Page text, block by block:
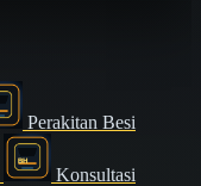
Perakitan Besi
Konsultasi